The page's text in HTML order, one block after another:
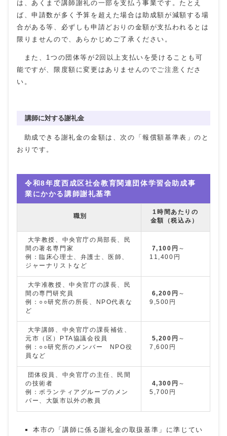
は、あくまで講師謝礼の一部を支払う事業です。たとえ
ば、申請数が多く予算を超えた場合は助成額が減額する場
合がある等、必ずしも申請どおりの金額が支払われるとは
限りませんので、あらかじめご了承ください。
また、1つの団体等が2回以上支払いを受けることも可
能ですが、限度額に変更はありませんのでご注意くださ
い。
講師に対する謝礼金
助成できる謝礼金の金額は、次の「報償額基準表」のと
おりです。
令和8年度西成区社会教育関連団体学習会助成事
業にかかる講師謝礼基準
職別
1時間あたりの
金額（税込み）
大学教授、中央官庁の局部長、民
間の著名専門家
例：臨床心理士、弁護士、医師、
ジャーナリストなど
7,100円 ～
11,400円
大学准教授、中央官庁の課長、民
間の専門研究員
例：○○研究所の所長、NPO代表な
ど
6,200円 ～
9,500円
大学講師、中央官庁の課長補佐、
元市（区）PTA協議会役員
例：○○研究所のメンバー NPO役
員など
5,200円 ～
7,600円
団体役員、中央官庁の主任、民間
の技術者
例：ボランティアグループのメン
バー、大阪市以外の教員
4,300円 ～
5,700円
本市の「講師に係る謝礼金の取扱基準」に準じてい